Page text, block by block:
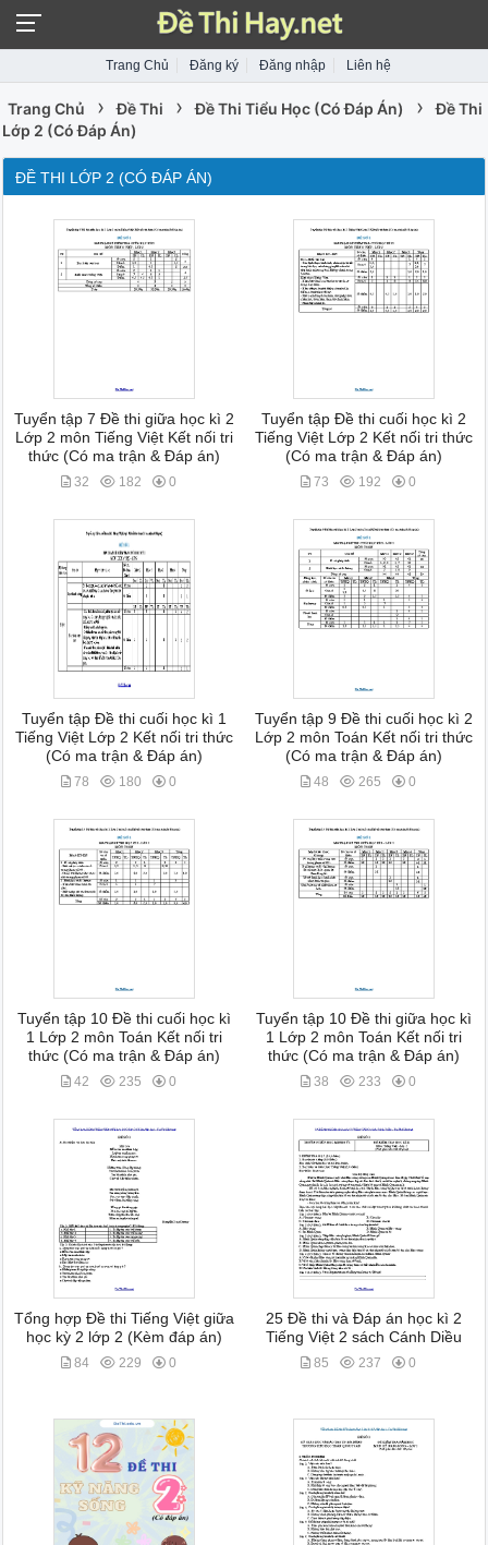
Trang Chủ Đăng ký Đăng nhập Liên hệ
Trang Chủ › Đề Thi › Đề Thi Tiểu Học (Có Đáp Án) ›
Đề Thi
Lớp 2 (Có Đáp Án)
ĐỀ THI LỚP 2 (CÓ ĐÁP ÁN)
Tuyển tập 7 Đề thi giữa học kì 2
Lớp 2 môn Tiếng Việt Kết nối tri
thức (Có ma trận & Đáp án)
32 182 0
Tuyển tập Đề thi cuối học kì 2
Tiếng Việt Lớp 2 Kết nối tri thức
(Có ma trận & Đáp án)
73 192 0
Tuyển tập Đề thi cuối học kì 1
Tiếng Việt Lớp 2 Kết nối tri thức
(Có ma trận & Đáp án)
78 180 0
Tuyển tập 9 Đề thi cuối học kì 2
Lớp 2 môn Toán Kết nối tri thức
(Có ma trận & Đáp án)
48 265 0
Tuyển tập 10 Đề thi cuối học kì
1 Lớp 2 môn Toán Kết nối tri
thức (Có ma trận & Đáp án)
42 235 0
Tuyển tập 10 Đề thi giữa học kì
1 Lớp 2 môn Toán Kết nối tri
thức (Có ma trận & Đáp án)
38 233 0
Tổng hợp Đề thi Tiếng Việt giữa
học kỳ 2 lớp 2 (Kèm đáp án)
84 229 0
25 Đề thi và Đáp án học kì 2
Tiếng Việt 2 sách Cánh Diều
85 237 0